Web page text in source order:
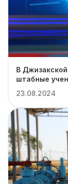
В
штабные
осенне-
23.08.2024